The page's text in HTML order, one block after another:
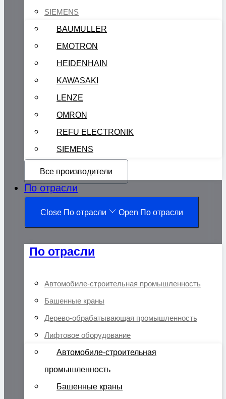
SIEMENS
BAUMULLER
EMOTRON
HEIDENHAIN
KAWASAKI
LENZE
OMRON
REFU ELECTRONIK
SIEMENS
Все производители
По отрасли
Close По отрасли Open По отрасли
По отрасли
Автомобиле-строительная промышленность
Башенные краны
Дерево-обрабатывающая промышленность
Лифтовое оборудование
Автомобиле-строительная
промышленность
Башенные краны